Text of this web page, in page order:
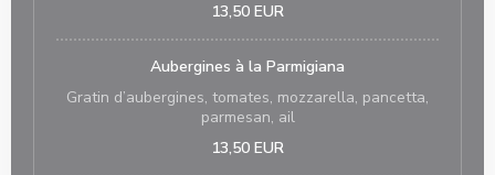
13,50 EUR
Aubergines à la Parmigiana
Gratin d’aubergines, tomates, mozzarella, pancetta,
parmesan, ail
13,50 EUR